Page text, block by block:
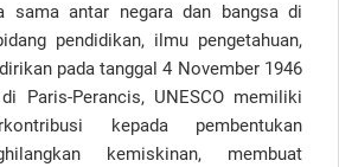
sama antar negara dan bangsa di
pendidikan, ilmu pengetahuan,
pada tanggal 4 November 1946
Paris-Perancis, UNESCO memiliki
kepada pembentukan
kemiskinan, membuat